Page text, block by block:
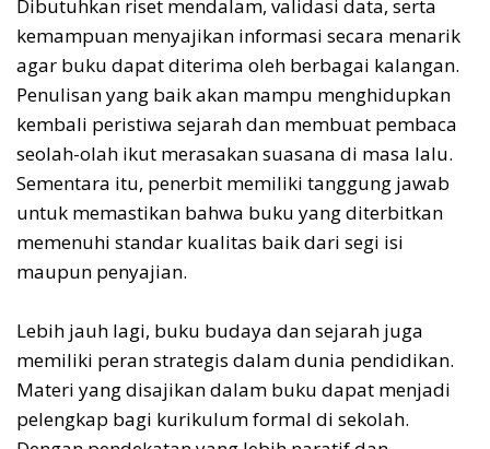
Dibutuhkan riset mendalam, validasi data, serta
kemampuan menyajikan informasi secara menarik
agar buku dapat diterima oleh berbagai kalangan.
Penulisan yang baik akan mampu menghidupkan
kembali peristiwa sejarah dan membuat pembaca
seolah-olah ikut merasakan suasana di masa lalu.
Sementara itu, penerbit memiliki tanggung jawab
untuk memastikan bahwa buku yang diterbitkan
memenuhi standar kualitas baik dari segi isi
maupun penyajian.
Lebih jauh lagi, buku budaya dan sejarah juga
memiliki peran strategis dalam dunia pendidikan.
Materi yang disajikan dalam buku dapat menjadi
pelengkap bagi kurikulum formal di sekolah.